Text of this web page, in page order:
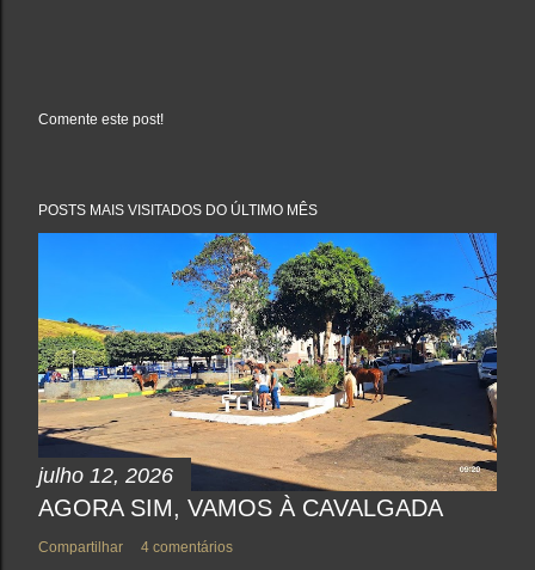
a
e
n
t
á
r
i
o
Comente este post!
POSTS MAIS VISITADOS DO ÚLTIMO MÊS
julho 12, 2026
AGORA SIM, VAMOS À CAVALGADA
Compartilhar 4 comentários